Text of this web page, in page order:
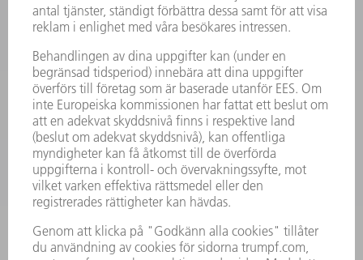
LASER
KRAFTELEKTRONIK
SMART FACTORY
MJUKVARA
SERVICES
TILLÄMPNINGAR
BRANSCHER
FÖRETAG
KARRIÄR
LEDIGA TJÄNSTER
FÖRETAGSPROFIL
STYRELSE
FÖRETAGSPRINCIPER
ÖVERENSSTÄMMELSE